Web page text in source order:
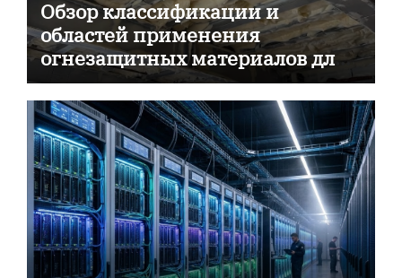
Обзор классификации и
областей применения
огнезащитных материалов для
пассивной противопожарной
защиты